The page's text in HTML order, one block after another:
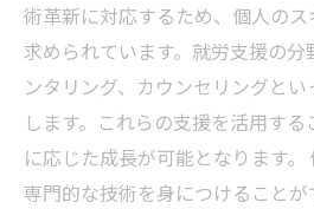
術革新に対応するため、個人の
求められています。就労支援の
ンタリング、カウンセリングと
します。これらの支援を活用す
に応じた成長が可能となります
専門的な技術を身につけること